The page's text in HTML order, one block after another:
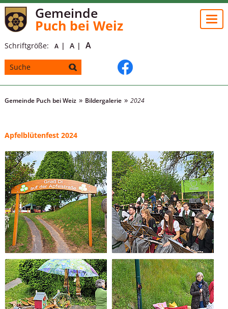
Gemeinde
Puch bei Weiz
Schriftgröße: A A A
Gemeinde Puch bei Weiz Bildergalerie 2024
Apfelblütenfest 2024